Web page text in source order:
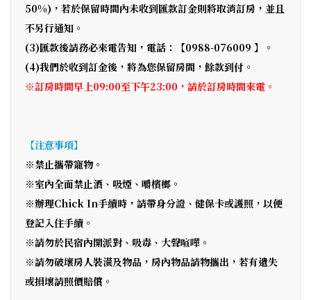
50%)，若於保留時間內未收到匯款訂金則將取消訂房，並且
不另行通知。
(3)匯款後請務必來電告知，電話：【0988-076009 】。
(4)我們於收到訂金後，將為您保留房間，餘款到付。
※訂房時間早上09:00至下午23:00，請於訂房時間來電。
【注意事項】
※禁止攜帶寵物。
※室內全面禁止酒、吸煙、嚼檳榔。
※辦理Chick In手續時，請帶身分證、健保卡或護照，以便
登記入住手續。
※請勿於民宿內開派對、吸毒、大聲喧嘩。
※請勿破壞房人裝潢及物品，房內物品請物攜出，若有遺失
或損壞請照價賠償。